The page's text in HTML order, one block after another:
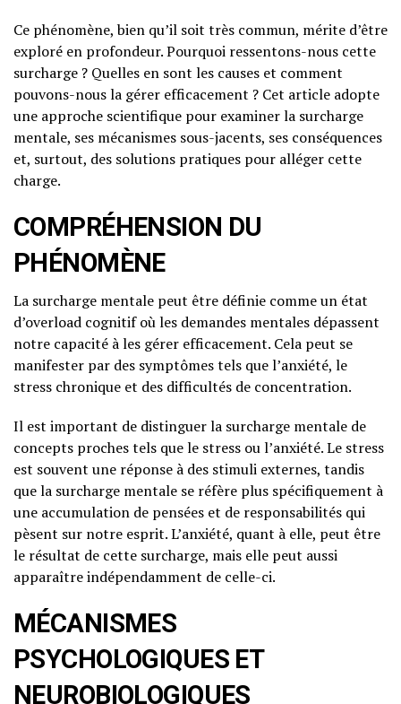
Ce phénomène, bien qu’il soit très commun, mérite d’être
exploré en profondeur. Pourquoi ressentons-nous cette
surcharge ? Quelles en sont les causes et comment
pouvons-nous la gérer efficacement ? Cet article adopte
une approche scientifique pour examiner la surcharge
mentale, ses mécanismes sous-jacents, ses conséquences
et, surtout, des solutions pratiques pour alléger cette
charge.
COMPRÉHENSION DU
PHÉNOMÈNE
La surcharge mentale peut être définie comme un état
d’overload cognitif où les demandes mentales dépassent
notre capacité à les gérer efficacement. Cela peut se
manifester par des symptômes tels que l’anxiété, le
stress chronique et des difficultés de concentration.
Il est important de distinguer la surcharge mentale de
concepts proches tels que le stress ou l’anxiété. Le stress
est souvent une réponse à des stimuli externes, tandis
que la surcharge mentale se réfère plus spécifiquement à
une accumulation de pensées et de responsabilités qui
pèsent sur notre esprit. L’anxiété, quant à elle, peut être
le résultat de cette surcharge, mais elle peut aussi
apparaître indépendamment de celle-ci.
MÉCANISMES
PSYCHOLOGIQUES ET
NEUROBIOLOGIQUES